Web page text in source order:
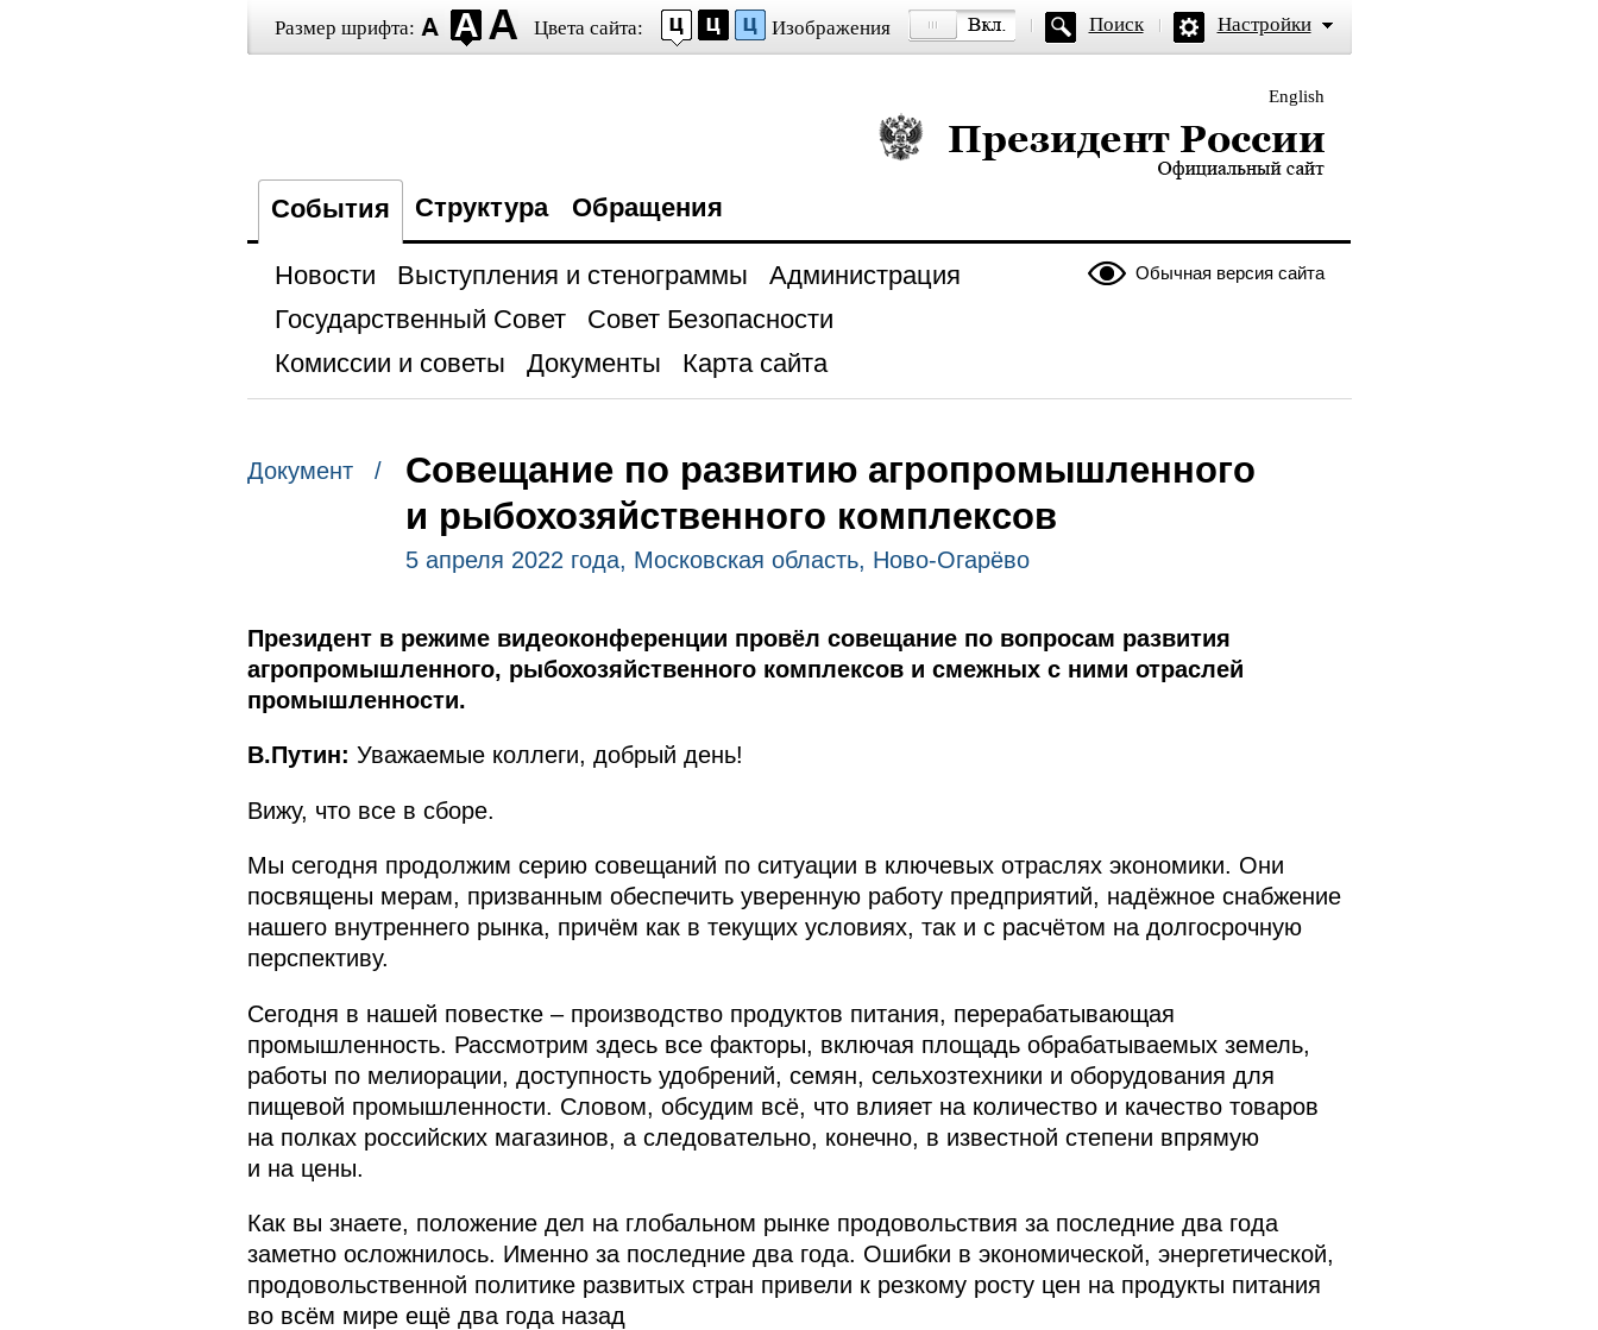
Размер шрифта: Цвета сайта: Изображения Поиск Настройки
English
Президент России — официальный сайт
События Структура Обращения
Обычная версия сайта
Новости Выступления и стенограммы
Администрация
Государственный Совет
Совет Безопасности
Комиссии и советы
Документы Карта сайта
Документ /
Совещание по развитию агропромышленного
и рыбохозяйственного комплексов
5 апреля 2022 года, Московская область, Ново-Огарёво
Президент в режиме видеоконференции провёл совещание по вопросам развития
агропромышленного, рыбохозяйственного комплексов и смежных с ними отраслей
промышленности.
В.Путин: Уважаемые коллеги, добрый день!
Вижу, что все в сборе.
Мы сегодня продолжим серию совещаний по ситуации в ключевых отраслях экономики. Они
посвящены мерам, призванным обеспечить уверенную работу предприятий, надёжное снабжение
нашего внутреннего рынка, причём как в текущих условиях, так и с расчётом на долгосрочную
перспективу.
Сегодня в нашей повестке – производство продуктов питания, перерабатывающая
промышленность. Рассмотрим здесь все факторы, включая площадь обрабатываемых земель,
работы по мелиорации, доступность удобрений, семян, сельхозтехники и оборудования для
пищевой промышленности. Словом, обсудим всё, что влияет на количество и качество товаров
на полках российских магазинов, а следовательно, конечно, в известной степени впрямую
и на цены.
Как вы знаете, положение дел на глобальном рынке продовольствия за последние два года
заметно осложнилось. Именно за последние два года. Ошибки в экономической, энергетической,
продовольственной политике развитых стран привели к резкому росту цен на продукты питания
во всём мире ещё два года назад